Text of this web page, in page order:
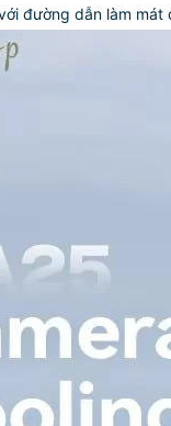
đường dẫn làm